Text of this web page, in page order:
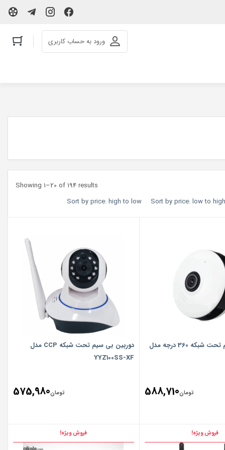
ورود به حساب کاربری
Showing 1–20 of 194 results
Sort by price: low to high
Sort by price: high to low
دوربین بی سیم تحت شبکه 360 درجه مدل
تومان588,710
دوربین بی سیم تحت شبکه CCP مدل
YYZ100SS-XF
تومان575,980
فروش ویژه! فروش ویژه!